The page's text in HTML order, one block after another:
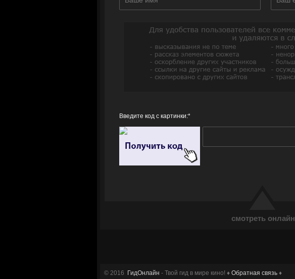
смотреть онлайн
Введите код с картинки:*
© 2016 ГидОнлайн - Твой гид в мире кино! ♦ Обратная связь ♦